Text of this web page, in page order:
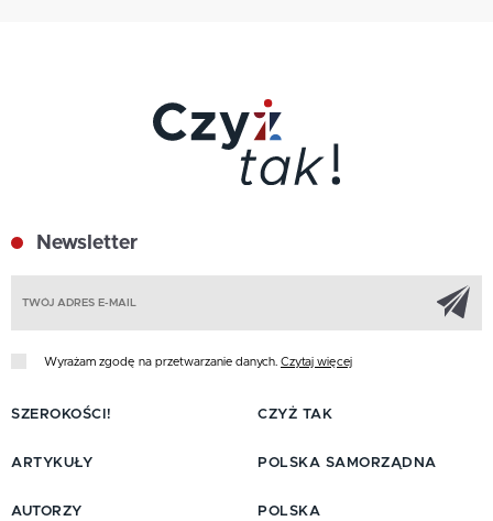
Newsletter
Wyrażam zgodę na przetwarzanie danych. Czytaj więcej
SZEROKOŚCI!
ARTYKUŁY
AUTORZY
CZYŻ TAK
POLSKA SAMORZĄDNA
POLSKA